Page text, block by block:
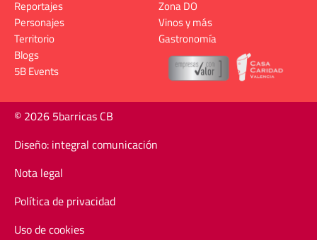
Reportajes
Personajes
Territorio
Zona DO
Vinos y más
Gastronomía
Blogs
5B Events
© 2026 5barricas CB
Diseño: integral comunicación
Nota legal
Política de privacidad
Uso de cookies